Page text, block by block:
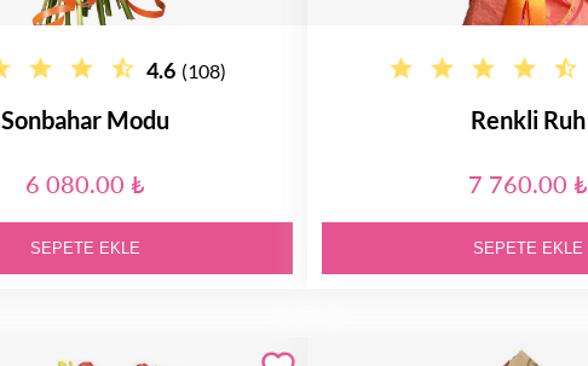
4.6 (108)
Sonbahar Modu
6 080.00 ₺
SEPETE EKLE
Renkli Ruh
7 760.00 ₺
SEPETE EKLE